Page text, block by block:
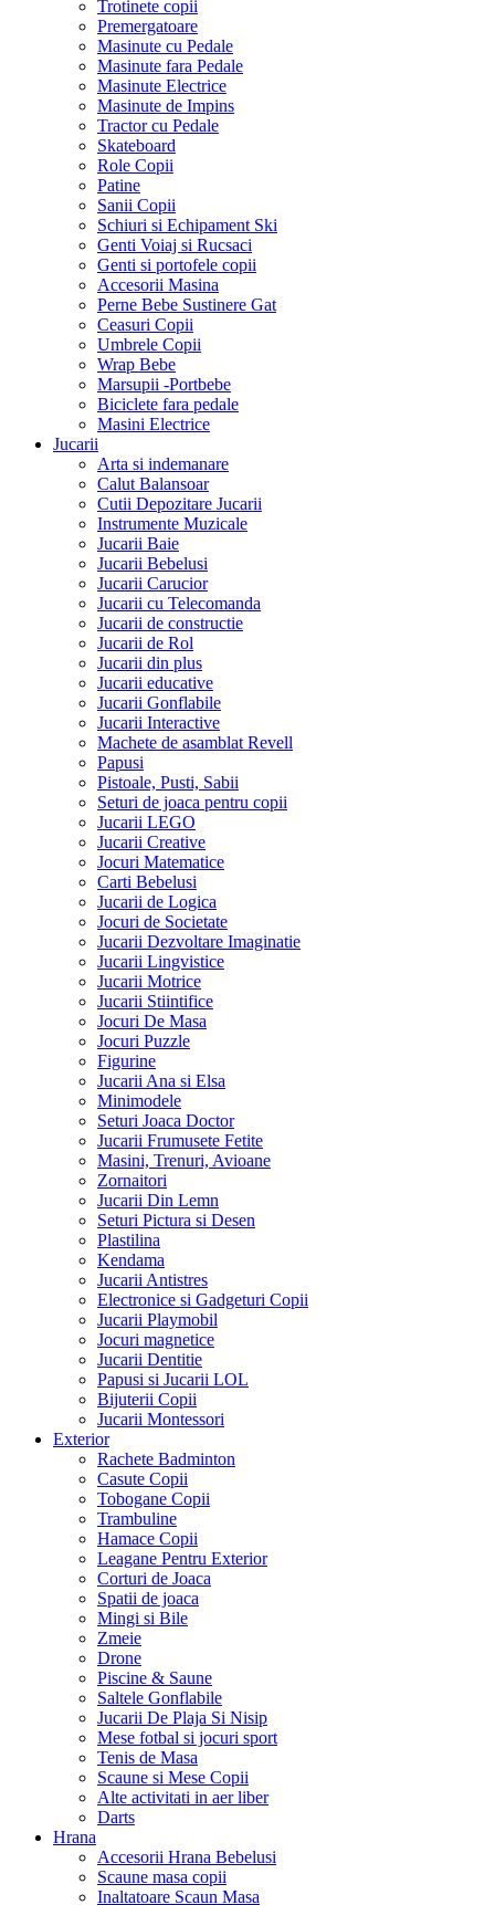
Trotinete copii
Premergatoare
Masinute cu Pedale
Masinute fara Pedale
Masinute Electrice
Masinute de Impins
Tractor cu Pedale
Skateboard
Role Copii
Patine
Sanii Copii
Schiuri si Echipament Ski
Genti Voiaj si Rucsaci
Genti si portofele copii
Accesorii Masina
Perne Bebe Sustinere Gat
Ceasuri Copii
Umbrele Copii
Wrap Bebe
Marsupii -Portbebe
Biciclete fara pedale
Masini Electrice
Jucarii
Arta si indemanare
Calut Balansoar
Cutii Depozitare Jucarii
Instrumente Muzicale
Jucarii Baie
Jucarii Bebelusi
Jucarii Carucior
Jucarii cu Telecomanda
Jucarii de constructie
Jucarii de Rol
Jucarii din plus
Jucarii educative
Jucarii Gonflabile
Jucarii Interactive
Machete de asamblat Revell
Papusi
Pistoale, Pusti, Sabii
Seturi de joaca pentru copii
Jucarii LEGO
Jucarii Creative
Jocuri Matematice
Carti Bebelusi
Jucarii de Logica
Jocuri de Societate
Jucarii Dezvoltare Imaginatie
Jucarii Lingvistice
Jucarii Motrice
Jucarii Stiintifice
Jocuri De Masa
Jocuri Puzzle
Figurine
Jucarii Ana si Elsa
Minimodele
Seturi Joaca Doctor
Jucarii Frumusete Fetite
Masini, Trenuri, Avioane
Zornaitori
Jucarii Din Lemn
Seturi Pictura si Desen
Plastilina
Kendama
Jucarii Antistres
Electronice si Gadgeturi Copii
Jucarii Playmobil
Jocuri magnetice
Jucarii Dentitie
Papusi si Jucarii LOL
Bijuterii Copii
Jucarii Montessori
Exterior
Rachete Badminton
Casute Copii
Tobogane Copii
Trambuline
Hamace Copii
Leagane Pentru Exterior
Corturi de Joaca
Spatii de joaca
Mingi si Bile
Zmeie
Drone
Piscine & Saune
Saltele Gonflabile
Jucarii De Plaja Si Nisip
Mese fotbal si jocuri sport
Tenis de Masa
Scaune si Mese Copii
Alte activitati in aer liber
Darts
Hrana
Accesorii Hrana Bebelusi
Scaune masa copii
Inaltatoare Scaun Masa